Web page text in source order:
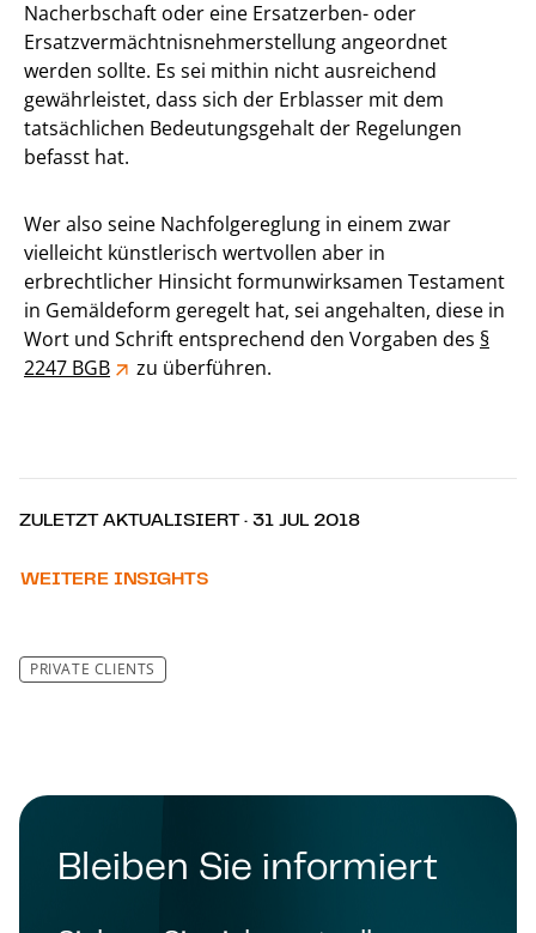
Nacherbschaft oder eine Ersatzerben- oder
Ersatzvermächtnisnehmerstellung angeordnet
werden sollte. Es sei mithin nicht ausreichend
gewährleistet, dass sich der Erblasser mit dem
tatsächlichen Bedeutungsgehalt der Regelungen
befasst hat.
Wer also seine Nachfolgereglung in einem zwar
vielleicht künstlerisch wertvollen aber in
erbrechtlicher Hinsicht formunwirksamen Testament
in Gemäldeform geregelt hat, sei angehalten, diese in
Wort und Schrift entsprechend den Vorgaben des §
2247 BGB
zu überführen.
ZULETZT AKTUALISIERT · 31 JUL 2018
WEITERE INSIGHTS
PRIVATE CLIENTS
Bleiben Sie informiert